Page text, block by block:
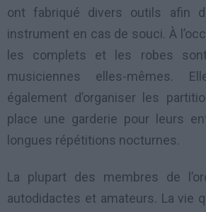
ont fabriqué divers outils afin
instrument en cas de souci. À
les complets et les robes
musiciennes elles-mêmes.
également d’organiser les
place une garderie pour leurs
longues répétitions nocturnes.
La plupart des membres de
autodidactes et amateurs. La vie